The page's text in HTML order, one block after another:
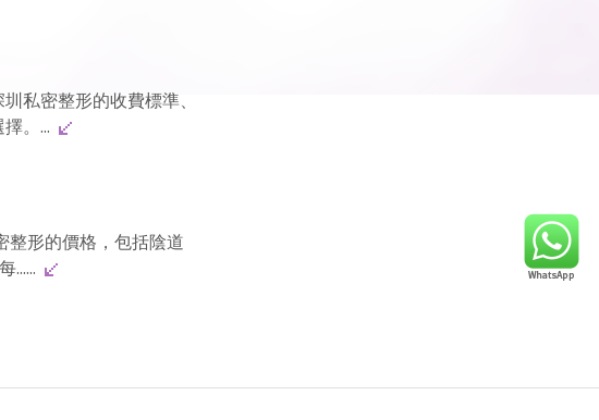
私密整形的收費標準、
。...
整形的價格，包括陰道
......